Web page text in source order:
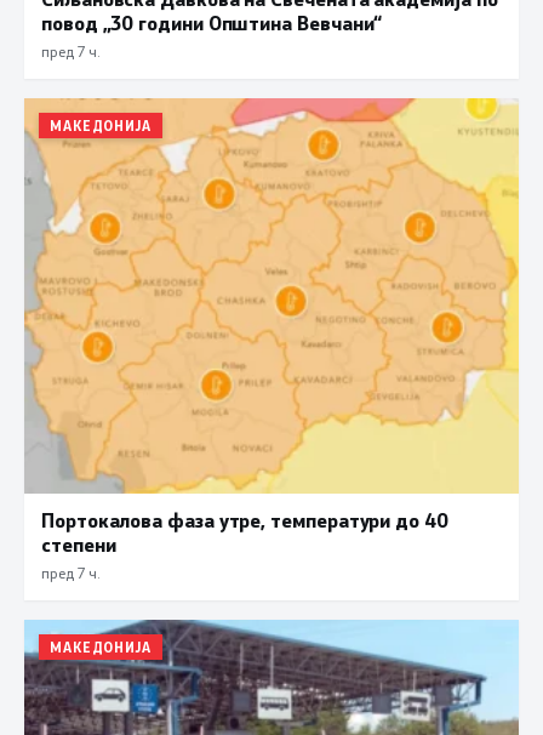
повод „30 години Општина Вевчани“
пред 7 ч.
МАКЕДОНИЈА
Портокалова фаза утре, температури до 40
степени
пред 7 ч.
МАКЕДОНИЈА